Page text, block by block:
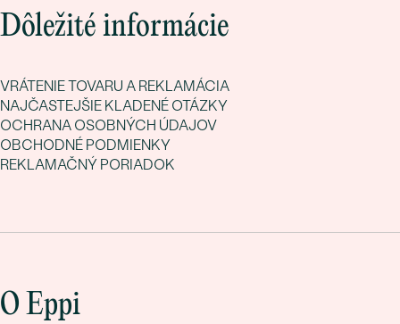
Dôležité informácie
VRÁTENIE TOVARU A REKLAMÁCIA
NAJČASTEJŠIE KLADENÉ OTÁZKY
OCHRANA OSOBNÝCH ÚDAJOV
OBCHODNÉ PODMIENKY
REKLAMAČNÝ PORIADOK
O Eppi